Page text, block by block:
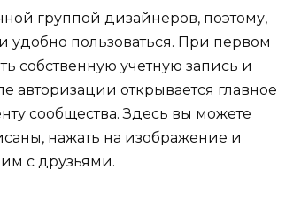
группой дизайнеров, поэтому,
пользоваться. При первом
собственную учетную запись и
авторизации открывается главное
сообщества. Здесь вы можете
нажать на изображение и
с друзьями.